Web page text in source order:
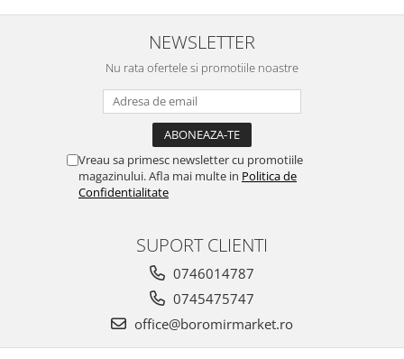
Baton Cookie congelat
Cheesecake congelat
Fursecuri vrac
Congelate brutarie
Cozonac Wine Collection
Accesorii Boromir
NEWSLETTER
Nu rata ofertele si promotiile noastre
Vreau sa primesc newsletter cu promotiile
magazinului. Afla mai multe in Politica de
Confidentialitate
SUPORT CLIENTI
0746014787
0745475747
office@boromirmarket.ro